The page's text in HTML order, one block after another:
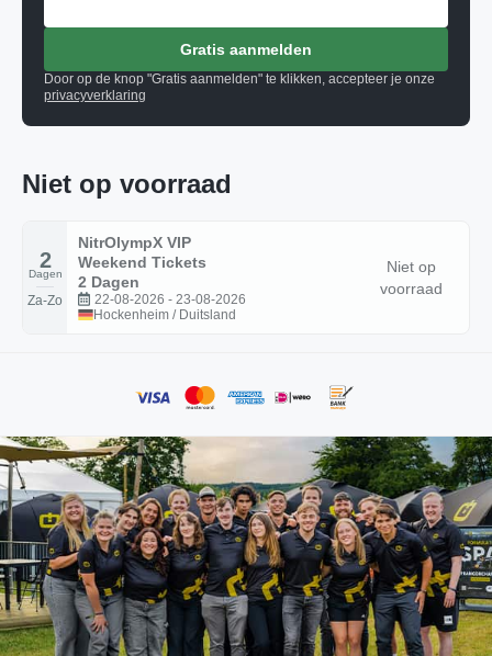
Gratis aanmelden
Door op de knop "Gratis aanmelden" te klikken, accepteer je onze
privacyverklaring
Niet op voorraad
2
Dagen
Za-Zo
NitrOlympX VIP
Weekend Tickets
2 Dagen
22-08-2026 - 23-08-2026
Hockenheim / Duitsland
Niet op
voorraad